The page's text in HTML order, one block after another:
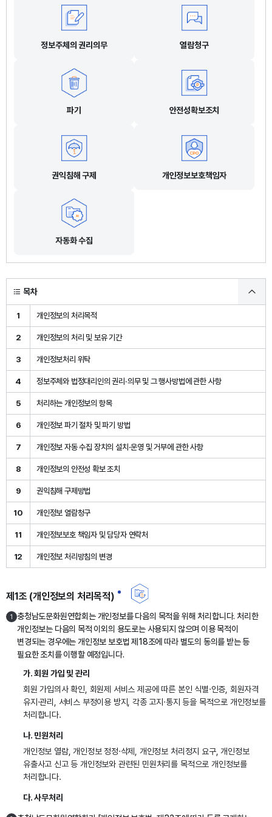
정보주체의 권리의무 열람청구
파기 안전성확보조치
권익침해 구제 개인정보보호책임자
자동화 수집
목차
1 개인정보의 처리목적
2 개인정보의 처리 및 보유 기간
3 개인정보처리 위탁
4 정보주체와 법정대리인의 권리·의무 및 그 행사방법에 관한 사항
5 처리하는 개인정보의 항목
6 개인정보 파기 절차 및 파기 방법
7 개인정보 자동 수집 장치의 설치·운영 및 거부에 관한 사항
8 개인정보의 안전성 확보 조치
9 권익침해 구제방법
10 개인정보 열람청구
11 개인정보보호 책임자 및 담당자 연락처
12 개인정보 처리방침의 변경
제1조 (개인정보의 처리목적)
1
충청남도문화원연합회는 개인정보를 다음의 목적을 위해 처리합니다. 처리한
개인정보는 다음의 목적 이외의 용도로는 사용되지 않으며 이용 목적이
변경되는 경우에는 개인정보 보호법 제18조에 따라 별도의 동의를 받는 등
필요한 조치를 이행할 예정입니다.
가. 회원 가입 및 관리
회원 가입의사 확인, 회원제 서비스 제공에 따른 본인 식별·인증, 회원자격
유지·관리, 서비스 부정이용 방지, 각종 고지·통지 등을 목적으로 개인정보를
처리합니다.
나. 민원처리
개인정보 열람, 개인정보 정정·삭제, 개인정보 처리정지 요구, 개인정보
유출사고 신고 등 개인정보와 관련된 민원처리를 목적으로 개인정보를
처리합니다.
다. 사무처리